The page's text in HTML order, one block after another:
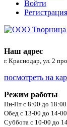
Войти
Регистрация
Наш адрес
г. Краснодар, ул. 2
посмотреть на
Режим работы
Пн-Пт с 8:00 до 18:00
Обед с 13-00 до 14-00
Суббота с 10-00 до